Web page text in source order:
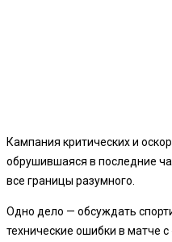
Кампания критических и
обрушившаяся в последние
все границы разумного.
Одно дело — обсуждать
технические ошибки в матче